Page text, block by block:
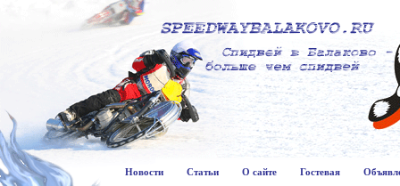
Новости Статьи О сайте Гостевая